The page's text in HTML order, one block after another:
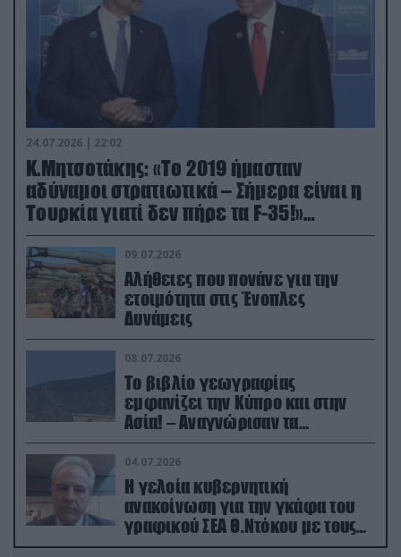
24.07.2026 | 22:02
Κ.Μητσοτάκης: «Το 2019 ήμασταν
αδύναμοι στρατιωτικά – Σήμερα είναι η
Τουρκία γιατί δεν πήρε τα F-35!»
(βίντεο)
09.07.2026
Αλήθειες που πονάνε για την
ετοιμότητα στις Ένοπλες
Δυνάμεις
08.07.2026
Το βιβλίο γεωγραφίας
εμφανίζει την Κύπρο και στην
Ασία! – Αναγνώρισαν τα
κατεχόμενα; (φωτο)
04.07.2026
Η γελοία κυβερνητική
ανακοίνωση για την γκάφα του
γραφικού ΣΕΑ Θ.Ντόκου με τους
Ρώσους φαρσέρ